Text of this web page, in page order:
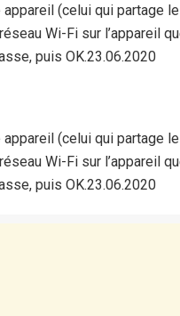
(celui qui partage
Wi-Fi sur l’appareil
puis OK.23.06.2020
(celui qui partage
Wi-Fi sur l’appareil
puis OK.23.06.2020